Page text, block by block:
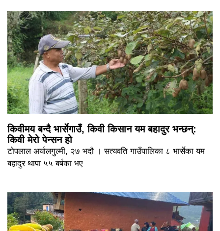
किवीमय बन्दै भार्सेगाउँ, किवी किसान यम बहादुर भन्छन्:
किवी मेरो पेन्सन हो
टोपलाल अर्यालगुल्मी, २७ भदौ । सत्यवति गाउँपालिका ८ भार्सेका यम
बहादुर थापा ५५ बर्षका भए